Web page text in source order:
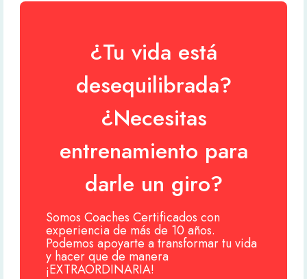
¿Tu vida está
desequilibrada?
¿Necesitas
entrenamiento para
darle un giro?
Somos Coaches Certificados con
experiencia de más de 10 años.
Podemos apoyarte a transformar tu vida
y hacer que de manera
¡EXTRAORDINARIA!